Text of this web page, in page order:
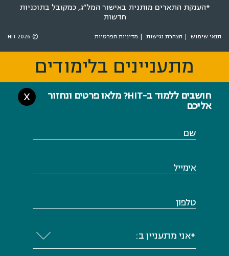
*הענקת התארים מותנית באישור המל״ג, כמקובל בתוכניות
חדשות
תנאי שימוש הצהרת נגישות מדיניות הפרטיות © 2026 HIT
מתעניינים בלימודים
חושבים ללמוד ב-HIT? מלאו פרטים ונחזור
אליכם
X
שם
אימייל
טלפון
*אני מתעניין ב:
מתעניינים בלימודים